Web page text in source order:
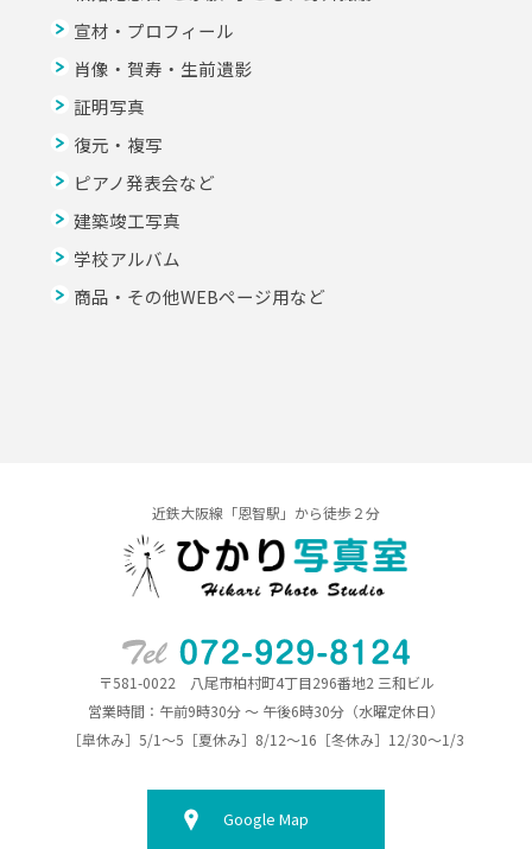
宣材・プロフィール
肖像・賀寿・生前遺影
証明写真
復元・複写
ピアノ発表会など
建築竣工写真
学校アルバム
商品・その他WEBページ用など
近鉄大阪線「恩智駅」から徒歩２分
〒581-0022 八尾市柏村町4丁目296番地2 三和ビル
営業時間：午前9時30分 ～ 午後6時30分（水曜定休日）
［皐休み］5/1～5［夏休み］8/12～16［冬休み］12/30～1/3
Google Map